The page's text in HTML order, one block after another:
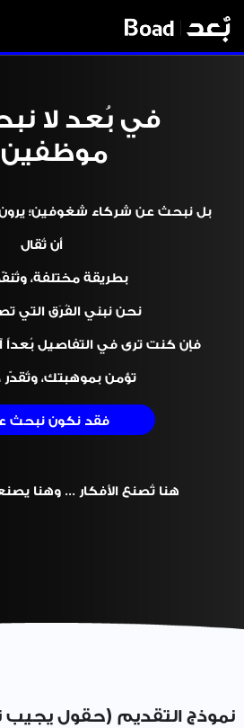
في بُعد لا
بل نبحث عن شركاء شغوفين؛
أن تُقال
بطريقة مختلفة،
نحن نبني الفُرَق التي
فإن كنت ترى في التفاصيل بُعداً
تؤمن بموهبتك،
هنا تُصنع الأفكار ... وهنا
فقد نكون نبحث
نموذج التقديم (حقول يجيب